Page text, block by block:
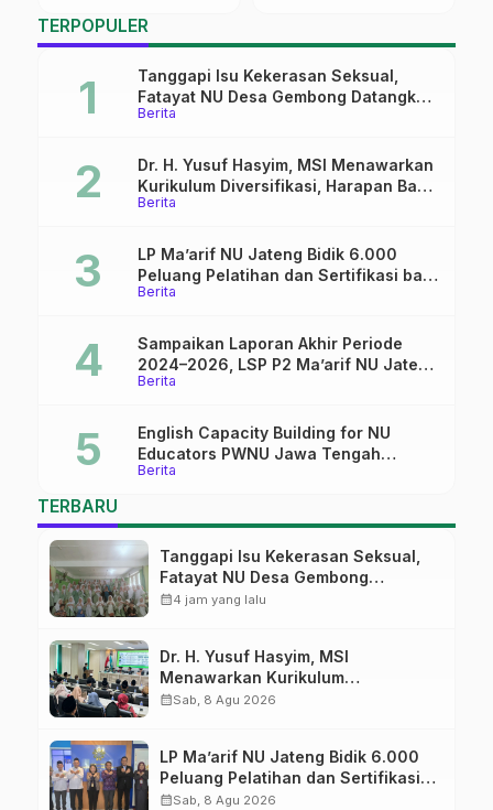
TERPOPULER
Berita
Tanggapi Isu Kekerasan Seksual,
Fatayat NU Desa Gembong Datangkan
Aktifis HAM
Berita
Dr. H. Yusuf Hasyim, MSI Menawarkan
Kurikulum Diversifikasi, Harapan Baru
dalam dunia pendidikan
Berita
LP Ma’arif NU Jateng Bidik 6.000
Peluang Pelatihan dan Sertifikasi bagi
Lulusan SMK
Berita
Sampaikan Laporan Akhir Periode
2024–2026, LSP P2 Ma’arif NU Jateng
Mantapkan Sinergi Link and Match
Berita
English Capacity Building for NU
Educators PWNU Jawa Tengah
Batch#4; Membuka Jalan Menuju
TERBARU
Tanggapi Isu Kekerasan Seksual,
Fatayat NU Desa Gembong
Datangkan Aktifis HAM
calendar_month4 jam yang lalu
Dr. H. Yusuf Hasyim, MSI
Menawarkan Kurikulum
Diversifikasi, Harapan Baru dalam
calendar_monthSab, 8 Agu 2026
LP Ma’arif NU Jateng Bidik 6.000
Peluang Pelatihan dan Sertifikasi
bagi Lulusan SMK
calendar_monthSab, 8 Agu 2026